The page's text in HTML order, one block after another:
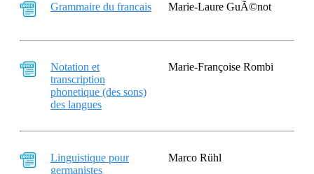
Grammaire du francais Marie-Laure GuÃ©not
Notation et
transcription
phonetique (des sons)
des langues
Marie-Françoise Rombi
Linguistique pour
germanistes
Marco Rühl